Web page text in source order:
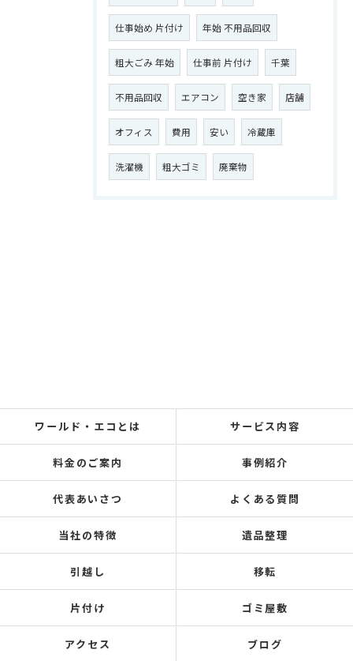
仕事始め 片付け 年始 不用品回収
粗大ごみ 年始 仕事前 片付け 千葉
不用品回収 エアコン 空き家 店舗
オフィス 費用 安い 冷蔵庫
洗濯機 粗大ゴミ 廃棄物
ワールド・エコとは サービス内容
料金のご案内 事例紹介
代表あいさつ よくある質問
当社の特徴 遺品整理
引越し 移転
片付け ゴミ屋敷
アクセス ブログ